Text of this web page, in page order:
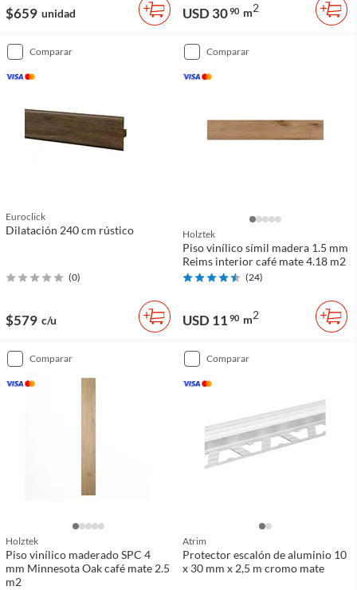
$659 unidad USD 3090 m2
comparar
Euroclick
Dilatación 240 cm rústico
(0)
$579 c/u
comparar
Holztek
Piso vinílico símil madera 1.5 mm
Reims interior café mate 4.18 m2
(24)
USD 11 90 m2
comparar
Holztek
Piso vinílico maderado SPC 4
mm Minnesota Oak café mate 2.5
m2
comparar
Atrim
Protector escalón de aluminio 10
x 30 mm x 2,5 m cromo mate